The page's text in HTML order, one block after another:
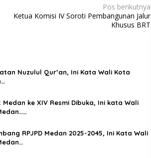
Pos berikutnya
Ketua Komisi IV Soroti Pembangunan Jalur
Khusus BRT
Nuzulul Qur’an, Ini Kata Wali Kota
Medan ke XIV Resmi Dibuka, Ini kata Wali
RPJPD Medan 2025-2045, Ini Kata Wali